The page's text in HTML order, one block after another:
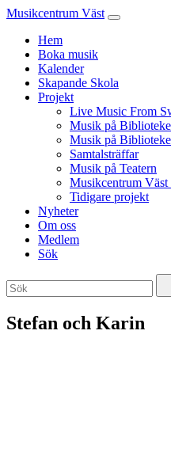
Musikcentrum Väst
Hem
Boka musik
Kalender
Skapande Skola
Projekt
Live Music From
Musik på
Musik på
Samtalsträffar
Musik på Teatern
Musikcentrum
Tidigare projekt
Nyheter
Om oss
Medlem
Sök
Stefan och Karin